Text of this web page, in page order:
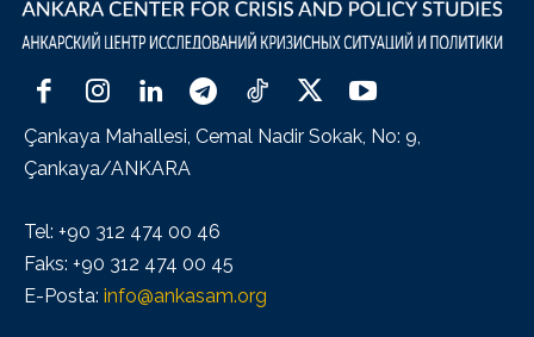
Çankaya Mahallesi, Cemal Nadir Sokak, No: 9,
Çankaya/ANKARA
Tel: +90 312 474 00 46
Faks: +90 312 474 00 45
E-Posta: info@ankasam.org